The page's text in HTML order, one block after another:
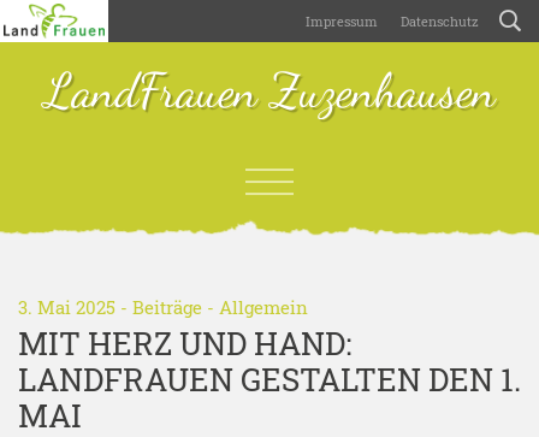
Impressum Datenschutz
LandFrauen Zuzenhausen
3. Mai 2025 - Beiträge - Allgemein
MIT HERZ UND HAND:
LANDFRAUEN GESTALTEN DEN 1.
MAI